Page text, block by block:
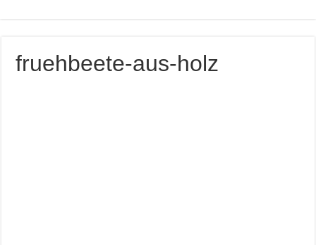
fruehbeete-aus-holz